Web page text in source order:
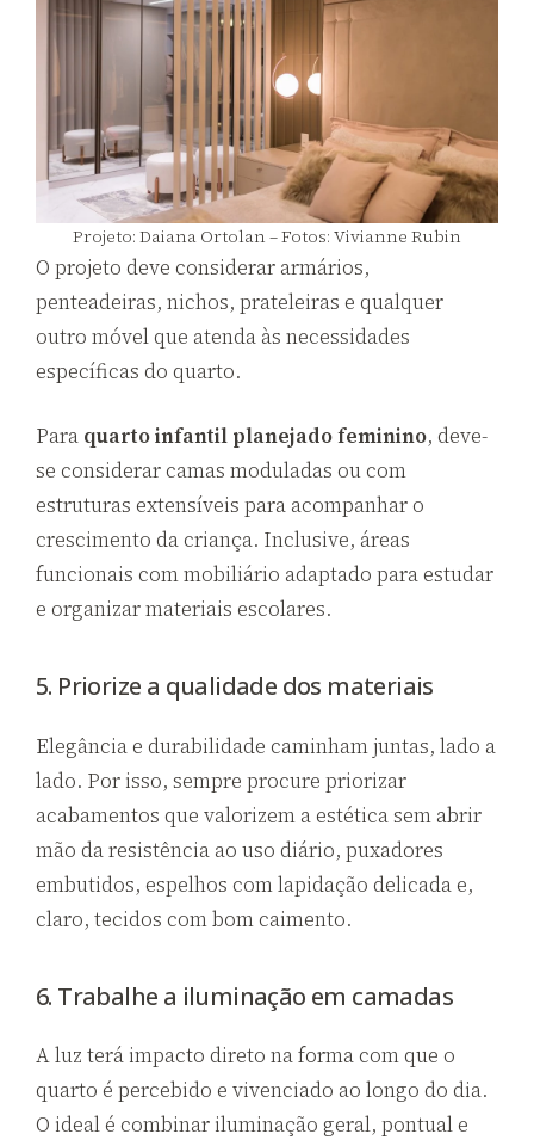
Projeto: Daiana Ortolan – Fotos: Vivianne Rubin
O projeto deve considerar armários,
penteadeiras, nichos, prateleiras e qualquer
outro móvel que atenda às necessidades
específicas do quarto.
Para quarto infantil planejado feminino, deve-
se considerar camas moduladas ou com
estruturas extensíveis para acompanhar o
crescimento da criança. Inclusive, áreas
funcionais com mobiliário adaptado para estudar
e organizar materiais escolares.
5. Priorize a qualidade dos materiais
Elegância e durabilidade caminham juntas, lado a
lado. Por isso, sempre procure priorizar
acabamentos que valorizem a estética sem abrir
mão da resistência ao uso diário, puxadores
embutidos, espelhos com lapidação delicada e,
claro, tecidos com bom caimento.
6. Trabalhe a iluminação em camadas
A luz terá impacto direto na forma com que o
quarto é percebido e vivenciado ao longo do dia.
O ideal é combinar iluminação geral, pontual e